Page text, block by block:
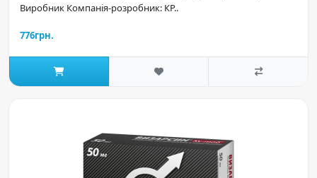
Виробник Компанія-розробник: КР..
776грн.